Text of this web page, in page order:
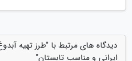
دیدگاه های مرتبط با "طرز تهیه
ایرانی و مناسب تابستان"